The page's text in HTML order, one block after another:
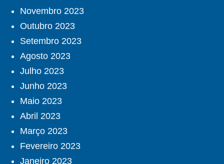
Novembro 2023
Outubro 2023
Setembro 2023
Agosto 2023
Julho 2023
Junho 2023
Maio 2023
Abril 2023
Março 2023
Fevereiro 2023
Janeiro 2023